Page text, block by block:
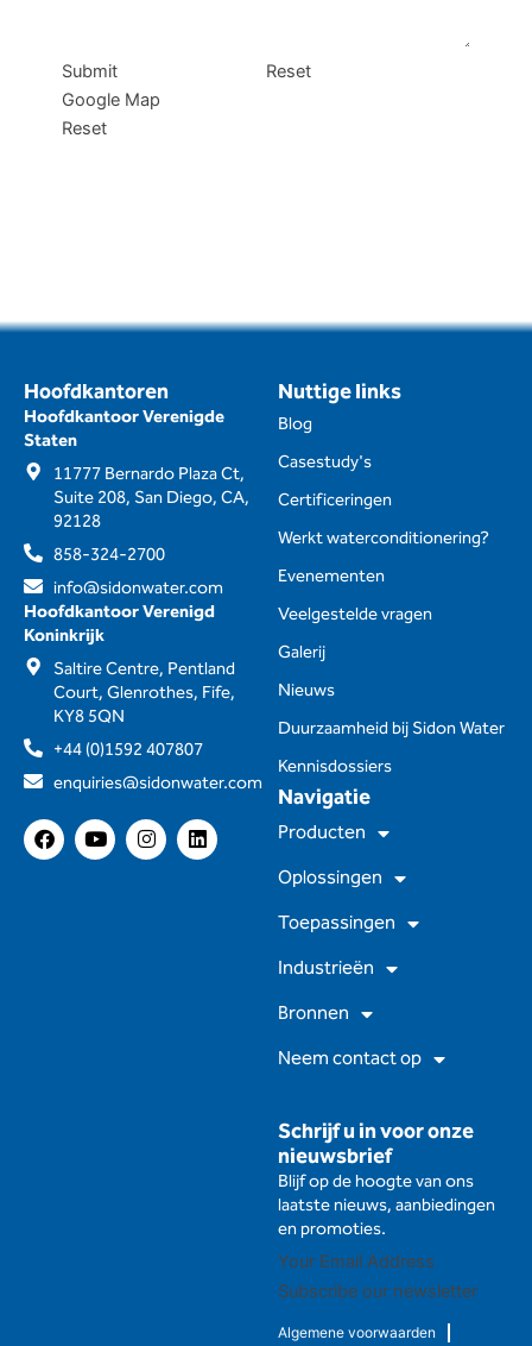
Submit
Reset
Google Map
Reset
Hoofdkantoren
Hoofdkantoor Verenigde
Staten
11777 Bernardo Plaza Ct,
Suite 208, San Diego, CA,
92128
858-324-2700
info@sidonwater.com
Hoofdkantoor Verenigd
Koninkrijk
Saltire Centre, Pentland
Court, Glenrothes, Fife,
KY8 5QN
+44 (0)1592 407807
enquiries@sidonwater.com
F
a
c
Y
o
u
I
n
s
L
i
n
Schrijf u in voor onze
nieuwsbrief
Blijf op de hoogte van ons
laatste nieuws, aanbiedingen
en promoties.
Subscribe our newsletter
Algemene voorwaarden
Navigatie
Producten
Oplossingen
Toepassingen
Industrieën
Bronnen
Neem contact op
Nuttige links
Blog
Casestudy's
Certificeringen
Werkt waterconditionering?
Evenementen
Veelgestelde vragen
Galerij
Nieuws
Duurzaamheid bij Sidon Water
Kennisdossiers